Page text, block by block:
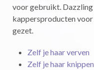
voor gebruikt.
kappersproducten
gezet.
Zelf je haar verven
Zelf je haar knippen